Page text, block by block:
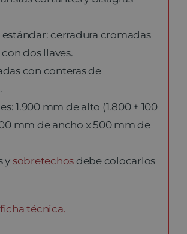
estándar: cerradura cromadas
dos llaves.
con conteras de
1.900 mm de alto (1.800 + 100
mm de ancho x 500 mm de
y sobretechos debe colocarlos
técnica.